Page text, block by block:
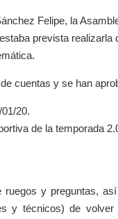
Felipe, la
prevista
cuentas y se han
20.
de la temporada
ruegos y preguntas,
y técnicos) de